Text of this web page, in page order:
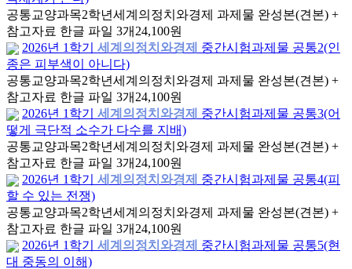
공통교양과목2학년세계의정치와경제 과제물 완성본(견본) +
참고자료 한글 파일 3개 24,100원
2026년 1학기
세계의정치와경제 중간시험과제물 공통2(인
종은 피부색이 아니다)
공통교양과목2학년세계의정치와경제 과제물 완성본(견본) +
참고자료 한글 파일 3개 24,100원
2026년 1학기
세계의정치와경제 중간시험과제물 공통3(어
떻게 극단적 소수가 다수를 지배)
공통교양과목2학년세계의정치와경제 과제물 완성본(견본) +
참고자료 한글 파일 3개 24,100원
2026년 1학기
세계의정치와경제 중간시험과제물 공통4(피
할 수 있는 전쟁)
공통교양과목2학년세계의정치와경제 과제물 완성본(견본) +
참고자료 한글 파일 3개 24,100원
2026년 1학기
세계의정치와경제 중간시험과제물 공통5(현
대 중동의 이해)